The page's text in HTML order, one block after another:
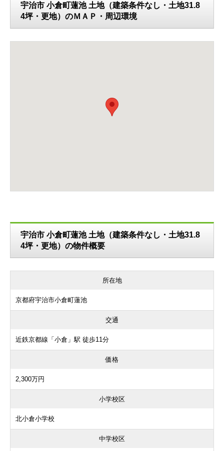
宇治市 小倉町蓮池 土地（建築条件なし・土地31.8
4坪・更地）のＭＡＰ・周辺環境
宇治市 小倉町蓮池 土地（建築条件なし・土地31.8
4坪・更地）の物件概要
所在地
京都府宇治市小倉町蓮池
交通
近鉄京都線「小倉」駅 徒歩11分
価格
2,300万円
小学校区
北小倉小学校
中学校区